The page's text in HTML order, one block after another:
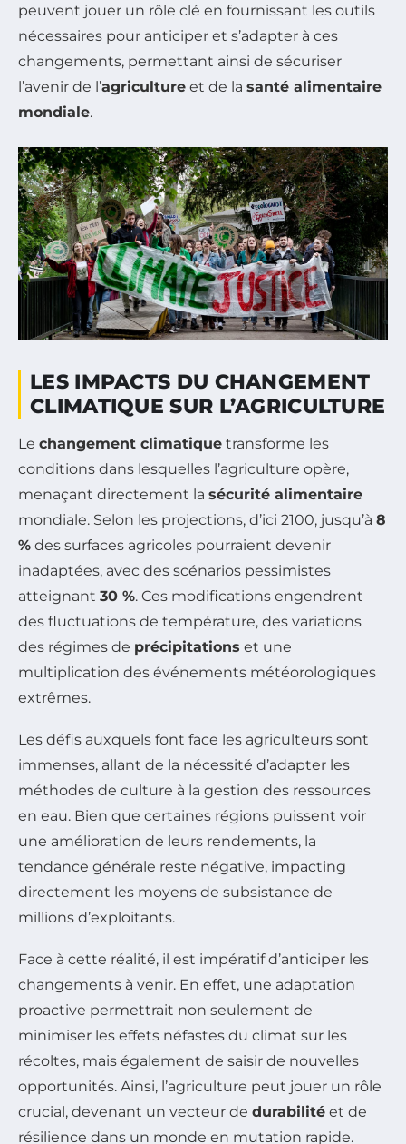
peuvent jouer un rôle clé en fournissant les outils
nécessaires pour anticiper et s’adapter à ces
changements, permettant ainsi de sécuriser
l’avenir de l’agriculture et de la santé alimentaire
mondiale.
LES IMPACTS DU CHANGEMENT
CLIMATIQUE SUR L’AGRICULTURE
Le changement climatique transforme les
conditions dans lesquelles l’agriculture opère,
menaçant directement la sécurité alimentaire
mondiale. Selon les projections, d’ici 2100, jusqu’à 8
% des surfaces agricoles pourraient devenir
inadaptées, avec des scénarios pessimistes
atteignant 30 %. Ces modifications engendrent
des fluctuations de température, des variations
des régimes de précipitations et une
multiplication des événements météorologiques
extrêmes.
Les défis auxquels font face les agriculteurs sont
immenses, allant de la nécessité d’adapter les
méthodes de culture à la gestion des ressources
en eau. Bien que certaines régions puissent voir
une amélioration de leurs rendements, la
tendance générale reste négative, impacting
directement les moyens de subsistance de
millions d’exploitants.
Face à cette réalité, il est impératif d’anticiper les
changements à venir. En effet, une adaptation
proactive permettrait non seulement de
minimiser les effets néfastes du climat sur les
récoltes, mais également de saisir de nouvelles
opportunités. Ainsi, l’agriculture peut jouer un rôle
crucial, devenant un vecteur de durabilité et de
résilience dans un monde en mutation rapide.